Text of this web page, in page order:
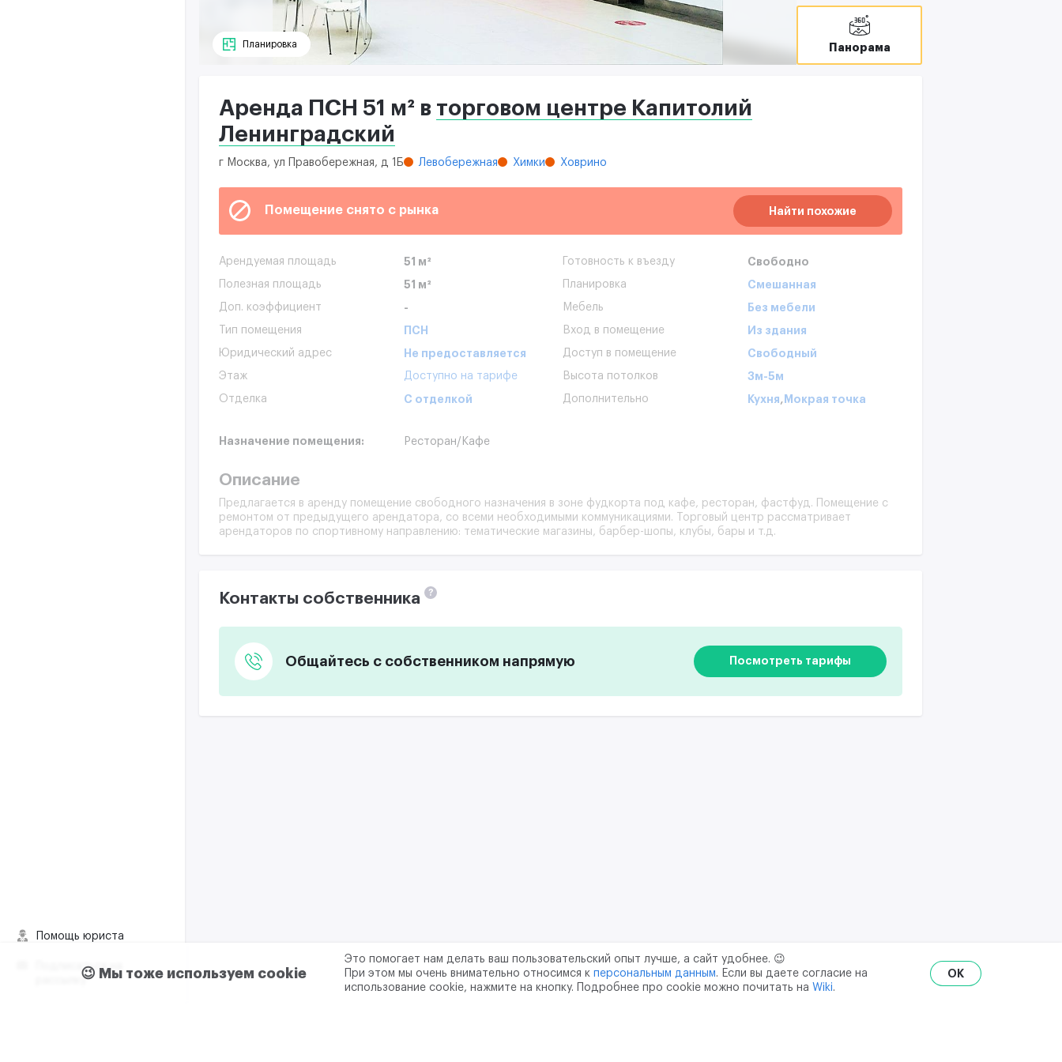
Помощь юриста
Подписаться на
рассылку
Панорама
Планировка
Аренда ПСН 51 м² в торговом центре Капитолий
Ленинградский
г Москва, ул Правобережная, д 1Б Левобережная Химки Ховрино
Помещение снято с рынка Найти похожие
Арендуемая площадь 51 м²
Полезная площадь 51 м²
Доп. коэффициент -
Тип помещения ПСН
Юридический адрес Не предоставляется
Этаж Доступно на тарифе
Отделка С отделкой
Готовность к въезду Свободно
Планировка Смешанная
Мебель Без мебели
Вход в помещение Из здания
Доступ в помещение Свободный
Высота потолков 3м-5м
Дополнительно Кухня , Мокрая точка
Назначение помещения: Ресторан/кафе
Описание
Предлагается в аренду помещение свободного назначения в зоне фудкорта под кафе, ресторан, фастфуд. Помещение с
ремонтом от предыдущего арендатора, со всеми необходимыми коммуникациями. Торговый центр рассматривает
арендаторов по спортивному направлению: тематические магазины, барбер-шопы, клубы, бары и т.д.
Контакты собственника ?
Общайтесь с собственником напрямую Посмотреть тарифы
😉 Мы тоже используем cookie
Это помогает нам делать ваш пользовательский опыт лучше, а сайт удобнее. 😉
При этом мы очень внимательно относимся к персональным данным. Если вы даете согласие на
использование cookie, нажмите на кнопку. Подробнее про cookie можно почитать на Wiki.
OK